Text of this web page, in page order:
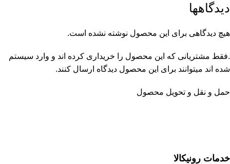
دیدگاهها
هیچ دیدگاهی برای این محصول نوشته نشده است.
.فقط مشتریانی که این محصول را خریداری کرده اند و وارد سیستم
شده اند میتوانند برای این محصول دیدگاه ارسال کنند.
حمل و نقل و تحویل محصول
خدمات رونیکالا